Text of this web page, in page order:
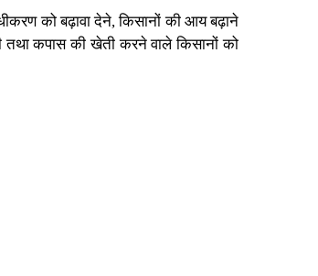
को बढ़ावा देने, किसानों की आय बढ़ाने
कपास की खेती करने वाले किसानों को